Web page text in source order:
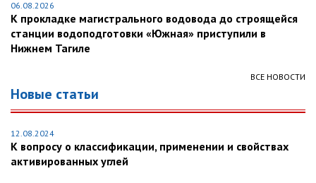
06.08.2026
К прокладке магистрального водовода до строящейся
станции водоподготовки «Южная» приступили в
Нижнем Тагиле
ВСЕ НОВОСТИ
Новые статьи
12.08.2024
К вопросу о классификации, применении и свойствах
активированных углей